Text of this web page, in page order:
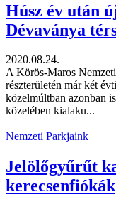
Húsz év után
Dévaványa
2020.08.24.
A Körös-Maros
részterületén már két
közelmúltban azonban
közelében kialaku...
Nemzeti Parkjaink
Jelölőgyűrűt
kerecsenfiókák